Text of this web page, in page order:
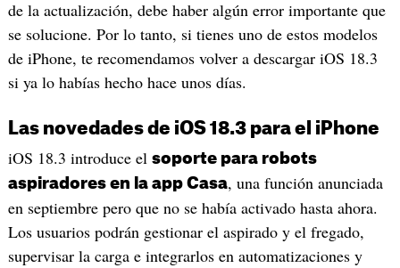
de la actualización, debe haber algún error importante que
se solucione. Por lo tanto, si tienes uno de estos modelos
de iPhone, te recomendamos volver a descargar iOS 18.3
si ya lo habías hecho hace unos días.
Las novedades de iOS 18.3 para el iPhone
iOS 18.3 introduce el soporte para robots
aspiradores en la app Casa, una función anunciada
en septiembre pero que no se había activado hasta ahora.
Los usuarios podrán gestionar el aspirado y el fregado,
supervisar la carga e integrarlos en automatizaciones y